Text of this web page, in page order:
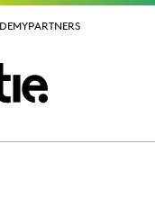
PARTNERS
PARTNERS